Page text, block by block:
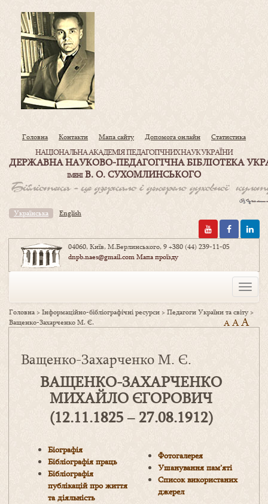
Головна Контакти Мапа сайту Допомога онлайн Статистика
НАЦІОНАЛЬНА АКАДЕМІЯ ПЕДАГОГІЧНИХ НАУК УКРАЇНИ
ДЕРЖАВНА НАУКОВО-ПЕДАГОГІЧНА БІБЛІОТЕКА
ІМЕНІВ. О. СУХОМЛИНСЬКОГО
Українська English
04060, Київ, М.Берлинського, 9+380 (44) 239-11-05
dnpb.naes@gmail.comМапа проїзду
Toggle
Головна >Інформаційно-бібліографічні ресурси >Педагоги України та світу>
Ващенко-Захарченко М. Є.
A AA
Ващенко-Захарченко М. Є.
ВАЩЕНКО-ЗАХАРЧЕНКО
МИХАЙЛО ЄГОРОВИЧ
(12.11.1825‒ 27.08.1912)
Біографія
Бібліографія праць
Бібліографія
публікацій про життя
та діяльність
Фотогалерея
Ушанування пам’яті
Список використаних
джерел